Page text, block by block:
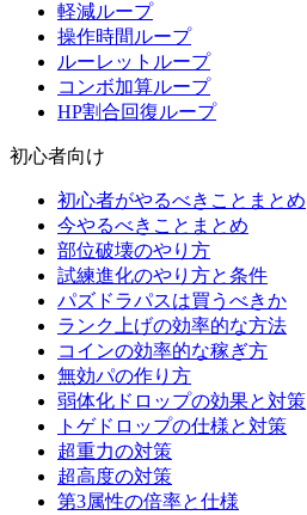
軽減ループ
操作時間ループ
ルーレットループ
コンボ加算ループ
HP割合回復ループ
初心者向け
初心者がやるべきことまとめ
今やるべきことまとめ
部位破壊のやり方
試練進化のやり方と条件
パズドラパスは買うべきか
ランク上げの効率的な方法
コインの効率的な稼ぎ方
無効パの作り方
弱体化ドロップの効果と対策
トゲドロップの仕様と対策
超重力の対策
超高度の対策
第3属性の倍率と仕様